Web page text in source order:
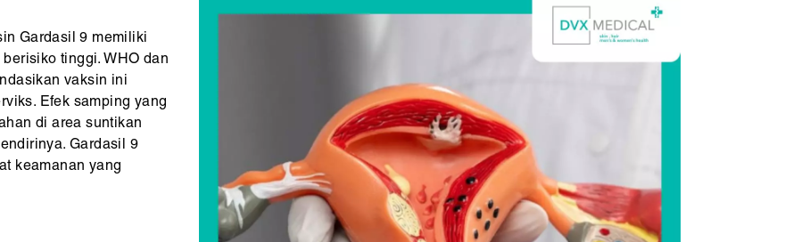
Gardasil 9 memiliki
tinggi. WHO dan
vaksin ini
Efek samping yang
di area suntikan
Gardasil 9
keamanan yang